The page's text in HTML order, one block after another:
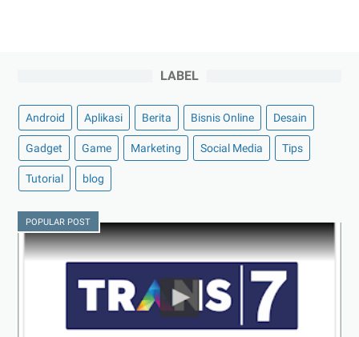
LABEL
Android Aplikasi Berita Bisnis Online Desain
Gadget Game Marketing Social Media Tips
Tutorial blog
POPULAR POST